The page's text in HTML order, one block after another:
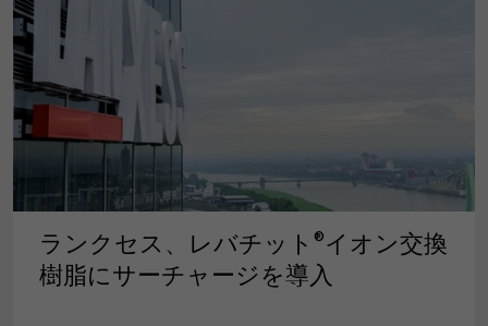
ランクセス、レバチット®イオン交換
樹脂にサーチャージを導入